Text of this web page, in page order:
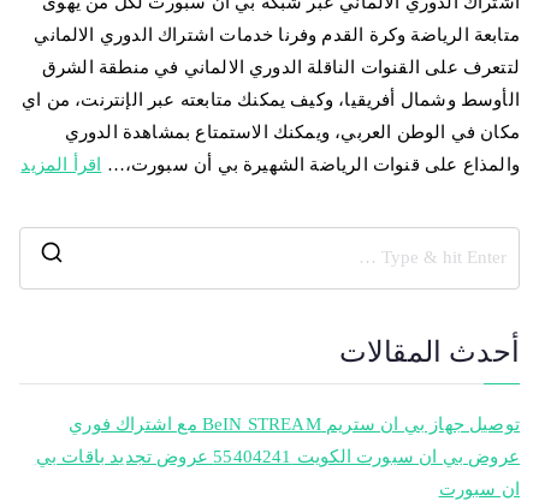
متابعة الرياضة وكرة القدم وفرنا خدمات اشتراك الدوري الالماني
لتتعرف على القنوات الناقلة الدوري الالماني في منطقة الشرق
الأوسط وشمال أفريقيا، وكيف يمكنك متابعته عبر الإنترنت، من اي
مكان في الوطن العربي، ويمكنك الاستمتاع بمشاهدة الدوري
والمذاع على قنوات الرياضة الشهيرة بي أن سبورت،…
اقرأ المزيد
أحدث المقالات
توصيل جهاز بي ان ستريم BeIN STREAM مع اشتراك فوري
عروض بي ان سبورت الكويت 55404241 عروض تجديد باقات بي
ان سبورت